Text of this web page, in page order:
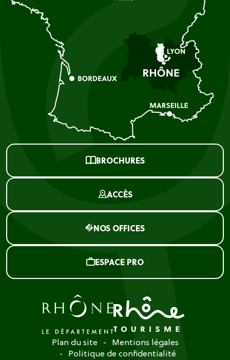
BROCHURES
ACCÈS
NOS OFFICES
ESPACE PRO
Plan du site
Mentions légales
Politique de confidentialité